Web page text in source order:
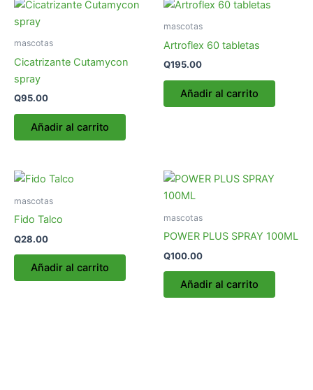
mascotas
Cicatrizante Cutamycon
spray
Q95.00
Añadir al carrito
mascotas
Artroflex 60 tabletas
Q195.00
Añadir al carrito
mascotas
Fido Talco
Q28.00
Añadir al carrito
mascotas
POWER PLUS SPRAY 100ML
Q100.00
Añadir al carrito